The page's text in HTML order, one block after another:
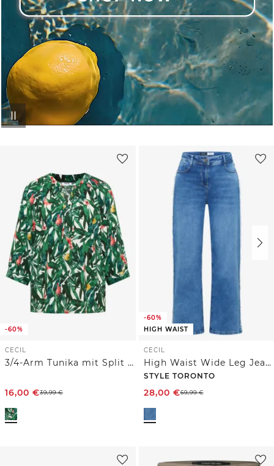
-60%
CECIL
3/4-Arm Tunika mit Split Neck und Print
16,00 €39,99€
-60%
HIGH WAIST
CECIL
High Waist Wide Leg Jeans im Slim Fit
STYLE TORONTO
28,00 €69,99€